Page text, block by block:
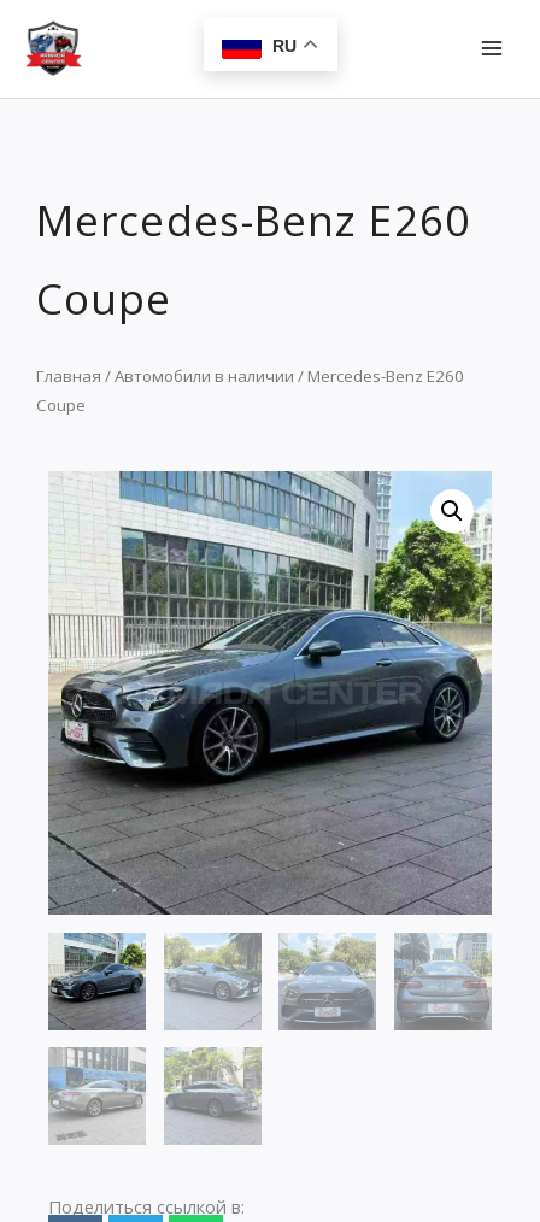
Перейти
содержимому
RU
Mercedes-Benz E260
Coupe
Главная /Автомобили в наличии / Mercedes-Benz E260
Coupe
Поделиться ссылкой в: